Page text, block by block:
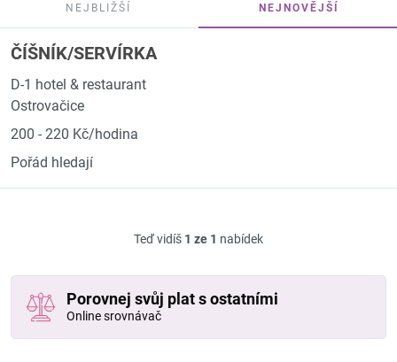
NEJBLIŽŠÍ NEJNOVĚJŠÍ
ČÍŠNÍK/SERVÍRKA
D-1 hotel & restaurant
Ostrovačice
200 - 220 Kč/hodina
Pořád hledají
Teď vidíš 1 ze 1 nabídek
Porovnej svůj plat s ostatními
Online srovnávač